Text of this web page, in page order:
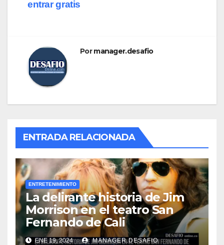
entrar gratis
Pormanager.desafio
ENTRADA RELACIONADA
ENTRETENIMIENTO
La delirante historia de Jim
Morrison en el teatro San
Fernando de Cali
ENE 19, 2024 MANAGER.DESAFIO